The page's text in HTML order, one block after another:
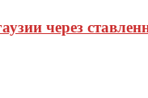
через